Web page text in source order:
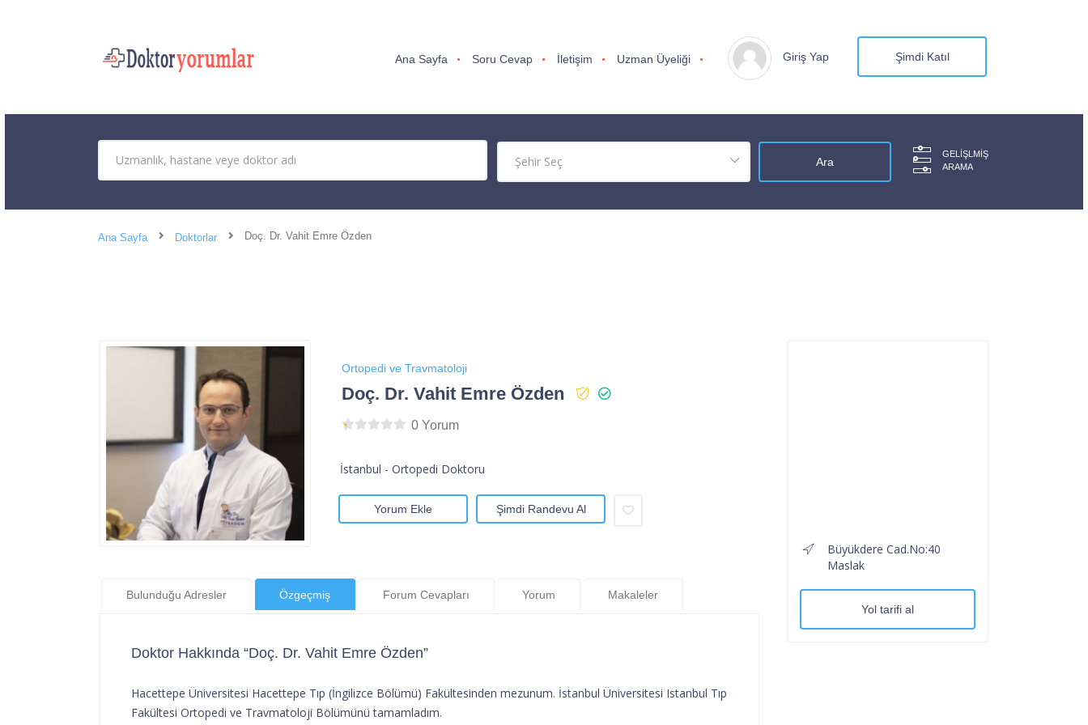
Ana Sayfa Soru Cevap İletişim Uzman Üyeliği Giriş Yap Şimdi Katıl
GELIŞLMIŞ
ARAMA
Ana Sayfa Doktorlar Doç. Dr. Vahit Emre Özden
Ortopedi ve Travmatoloji
Doç. Dr. Vahit Emre Özden
0 Yorum
İstanbul - Ortopedi Doktoru
Yorum Ekle Şimdi Randevu Al
Bulunduğu Adresler Özgeçmiş Forum Cevapları Yorum Makaleler
Doktor Hakkında “Doç. Dr. Vahit Emre Özden”
Hacettepe Üniversitesi Hacettepe Tıp (İngilizce Bölümü) Fakültesinden mezunum. İstanbul Üniversitesi Istanbul Tıp
Fakültesi Ortopedi ve Travmatoloji Bölümünü tamamladım.
Büyükdere Cad.No:40
Maslak
Yol tarifi al